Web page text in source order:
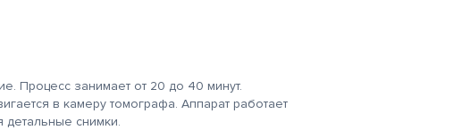
Процесс занимает от 20 до 40 минут.
в камеру томографа. Аппарат работает
детальные снимки.